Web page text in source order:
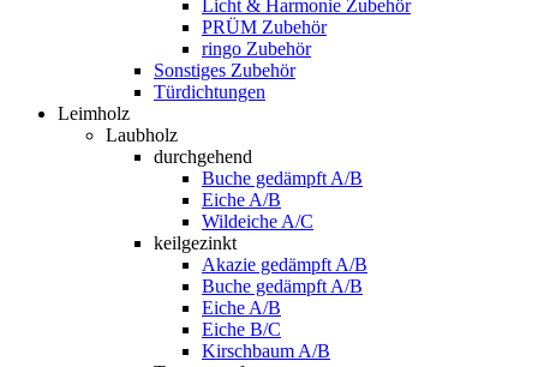
Licht & Harmonie Zubehör
PRÜM Zubehör
ringo Zubehör
Sonstiges Zubehör
Türdichtungen
Leimholz
Laubholz
durchgehend
Buche gedämpft A/B
Eiche A/B
Wildeiche A/C
keilgezinkt
Akazie gedämpft A/B
Buche gedämpft A/B
Eiche A/B
Eiche B/C
Kirschbaum A/B